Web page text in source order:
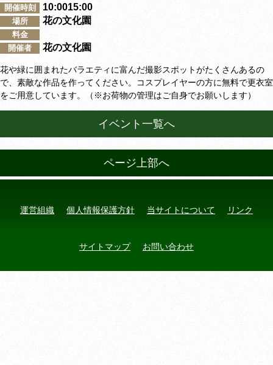
開催時刻 10:0015:00
場所 花の文化園
料金
開催者
花の文化園
花や緑に囲まれたバラエティに富んだ撮影スポットがたくさんあるの
で、 素敵な作品を作ってください。
コスプレイヤーの方に無料で更衣室
をご用意しています。（ ※お荷物の管理はご自身でお願いします）
イベント一覧へ
ページ上部へ
運営組織 個人情報保護方針 当サイトについて リンク
サイトマップ お問い合わせ